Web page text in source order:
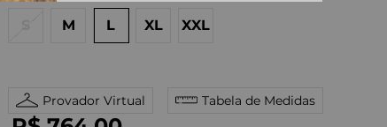
M L XL XXL
Provador Virtual Tabela de Medidas